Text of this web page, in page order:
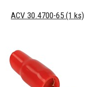
ACV 30.4700-65 (1 ks)